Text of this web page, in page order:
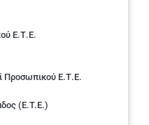
Ε.Τ.Ε.
Προσωπικού Ε.Τ.Ε.
(E.T.E.)